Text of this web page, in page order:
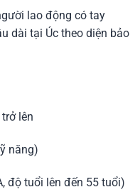
lao động có tay
dài tại Úc theo diện bảo
lên
năng)
độ tuổi lên đến 55 tuổi)